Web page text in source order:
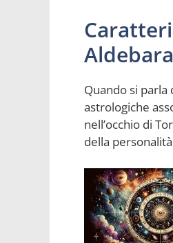
Quando si
astrologiche
nell’occhio di
della